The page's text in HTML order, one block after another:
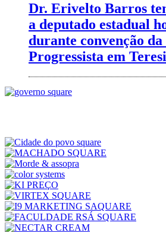
Dr. Erivelto Barros
a deputado estadual
durante convenção
Progressista em